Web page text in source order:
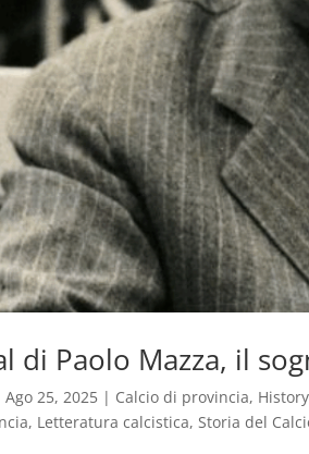
di Paolo Mazza, il
Ago 25, 2025 | Calcio di provincia, History
, Letteratura calcistica, Storia del